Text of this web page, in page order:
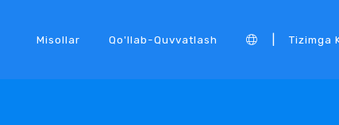
Misollar Qo'llab-Quvvatlash Tizimga